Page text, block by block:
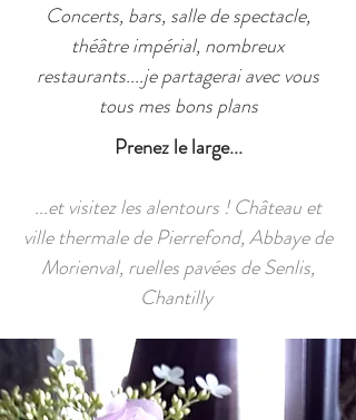
Concerts, bars, salle de spectacle,
théâtre impérial, nombreux
restaurants....je partagerai avec vous
tous mes bons plans
Prenez le large...
...et visitez les alentours ! Château et
ville thermale de Pierrefond, Abbaye de
Morienval, ruelles pavées de Senlis,
Chantilly